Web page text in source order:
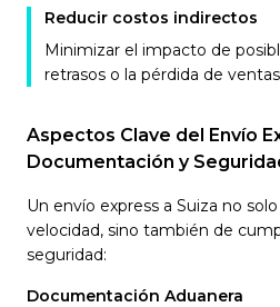
Reducir costos indirectos
Minimizar el impacto de
retrasos o la pérdida de
Aspectos Clave del Envío
Documentación y
Un envío express a Suiza no
velocidad, sino también de
seguridad:
Documentación Aduanera